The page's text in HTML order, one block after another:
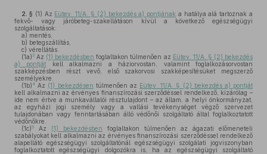
2. § (1) Az Eütev. 11/A. § (2) bekezdés a) pontjának a hatálya alá tartoznak a
fekvő- vagy járóbeteg-szakellátáson kívül a következő egészségügyi
szolgáltatások:
a) mentés,
b) betegszállítás,
c) vérellátás.
(1a) 3 Az (1) bekezdésben foglaltakon túlmenően az Eütev. 11/A. § (2) bekezdés
a) pontját kell alkalmazni a háziorvostan, valamint foglalkozásorvostan
szakképzésben részt vevő, első szakorvosi szakképesítésüket megszerző
személyekre.
(1b)4 Az (1) bekezdésen túlmenően az Eütev. 11/A. § (2) bekezdés a) pontját
kell alkalmazni az érvényes finanszírozási szerződéssel rendelkező, kizárólag –
ide nem értve a munkavállalói résztulajdont – az állam, a helyi önkormányzat,
az egyházi jogi személy vagy a vallási tevékenységet végző szervezet
tulajdonában vagy fenntartásában álló védőnői szolgáltató által foglalkoztatott
védőnőkre.
(1c)5 Az (1) bekezdésben foglaltakon túlmenően az ágazati előmeneteli
szabályokat kell alkalmazni az érvényes finanszírozási szerződéssel rendelkező
alapellátó egészségügyi szolgáltatónál egészségügyi szolgálati jogviszonyban
foglalkoztatott egészségügyi dolgozókra is, ha az egészségügyi szolgáltató